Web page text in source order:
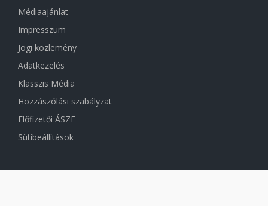
Médiaajánlat
Impresszum
Jogi közlemény
Adatkezelés
Klasszis Média
Hozzászólási szabályzat
Előfizetői ÁSZF
Sütibeállítások